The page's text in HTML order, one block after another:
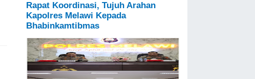
Rapat Koordinasi, Tujuh Arahan
Kapolres Melawi Kepada
Bhabinkamtibmas